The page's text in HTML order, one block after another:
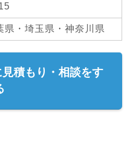
県・埼玉県・神奈川県
積もり・相談をす